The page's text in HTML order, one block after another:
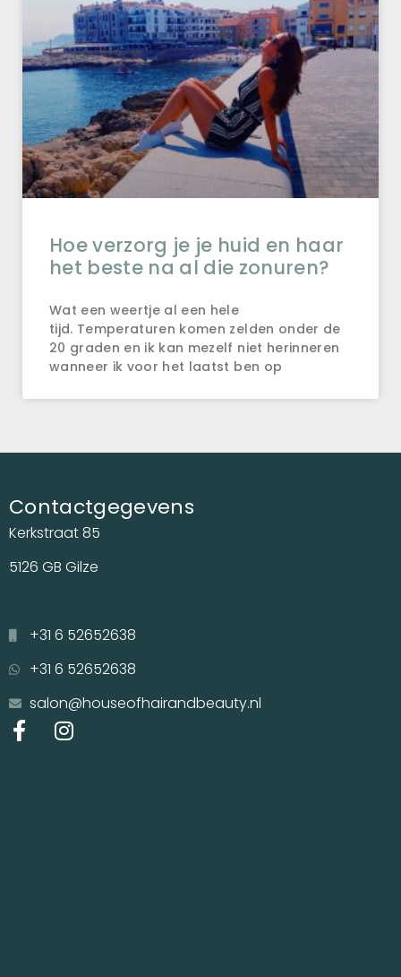
Hoe verzorg je je huid en haar
het beste na al die zonuren?
Wat een weertje al een hele
tijd. Temperaturen komen zelden onder de
20 graden en ik kan mezelf niet herinneren
wanneer ik voor het laatst ben op
Contactgegevens
Kerkstraat 85
5126 GB Gilze
+31 6 52652638
+31 6 52652638
salon@houseofhairandbeauty.nl